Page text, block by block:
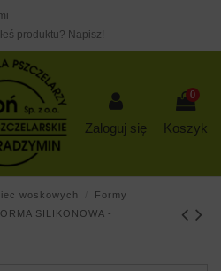
produktu? Napisz!
Zaloguj się
0
Koszyk
woskowych
Formy
SILIKONOWA -